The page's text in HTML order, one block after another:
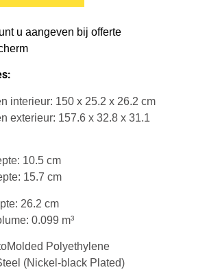
u aangeven bij offerte
interieur: 150 x 25.2 x 26.2 cm
exterieur: 157.6 x 32.8 x 31.1
10.5 cm
15.7 cm
26.2 cm
0.099 m³
Polyethylene
(Nickel-black Plated)